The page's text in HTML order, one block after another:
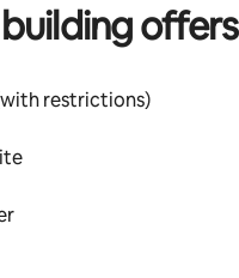
offers
restrictions)